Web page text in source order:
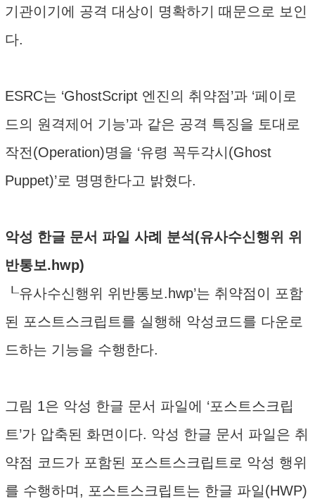
기관이기에 공격 대상이 명확하기 때문으로 보인
다.
ESRC는 ‘GhostScript 엔진의 취약점’과 ‘페이로
드의 원격제어 기능’과 같은 공격 특징을 토대로
작전(Operation)명을 ‘유령 꼭두각시(Ghost
Puppet)’로 명명한다고 밝혔다.
악성 한글 문서 파일 사례 분석(유사수신행위 위
반통보.hwp)
┖유사수신행위 위반통보.hwp’는 취약점이 포함
된 포스트스크립트를 실행해 악성코드를 다운로
드하는 기능을 수행한다.
그림 1은 악성 한글 문서 파일에 ‘포스트스크립
트’가 압축된 화면이다. 악성 한글 문서 파일은 취
약점 코드가 포함된 포스트스크립트로 악성 행위
를 수행하며, 포스트스크립트는 한글 파일(HWP)